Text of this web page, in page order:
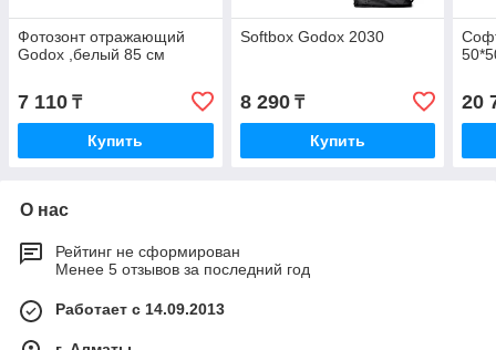
Фотозонт отражающий
Godox ,белый 85 см
7 110 ₸
Купить
Softbox Godox 2030
8 290₸
Купить
20
О нас
Рейтинг не сформирован
Менее 5 отзывов за последний год
Работает с 14.09.2013